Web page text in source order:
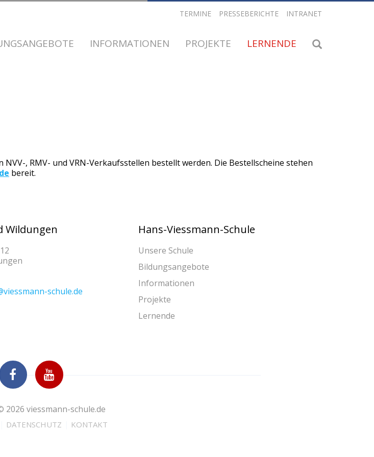
INFORMATIONEN PROJEKTE LERNENDE
TERMINE PRESSEBERICHTE INTRANET
, RMV- und VRN-Verkaufsstellen bestellt werden. Die Bestellscheine stehen
bereit.
Wildungen
schule.de
Hans-Viessmann-Schule
Unsere Schule
Bildungsangebote
Informationen
Projekte
Lernende
2026 viessmann-schule.de
DATENSCHUTZ KONTAKT